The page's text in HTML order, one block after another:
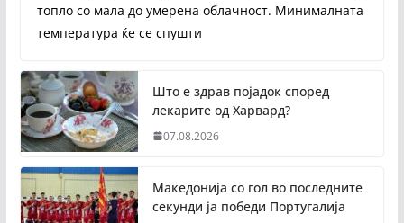
топло со мала до умерена облачност. Минималната
температура ќе се спушти
Што е здрав појадок според
лекарите од Харвард?
07.08.2026
Македонија со гол во последните
секунди ја победи Португалија